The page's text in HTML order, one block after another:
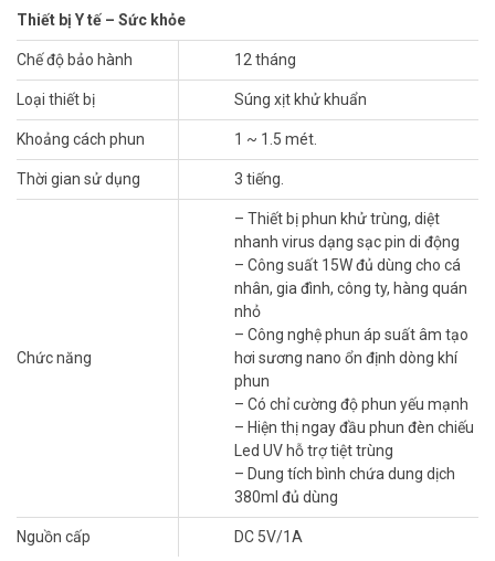
Đặc điểm nổi bậc máy phun khử trùng mini
Nano G7Pro
Thiết kế cao cấp – Dễ sử dụng – An toàn
Xịt nano tiết kiệm cồn, tiết kiệm thời gian lau chùi bằng tay
Xịt được trên người, quần áo, đồ vật mà không sợ ướt
Xịt vào không khí ngăn ngừa Covid bay lơ lửng
Khóa cửa vân taycao cấp nhập khẩu chính
hãng với nhiều mẫu mã đa dạng
Máy phun khử trùng mini Nano G7Procó lực phun mạnh đến
1,5m, có thể tăng giảm lực phun, độ phủ của dung dịch phun dễ lan
toả nhiều nơi. Sử dụng phù hợp với dung dịch cồn 70 độ, Cloramin
Thiết bị Y tế – Sức khỏe
Chế độ bảo hành 12 tháng
Loại thiết bị Súng xịt khử khuẩn
Khoảng cách phun 1 ~ 1.5 mét.
Thời gian sử dụng 3 tiếng.
Chức năng
– Thiết bị phun khử trùng, diệt
nhanh virus dạng sạc pin di động
– Công suất 15W đủ dùng cho cá
nhân, gia đình, công ty, hàng quán
nhỏ
– Công nghệ phun áp suất âm tạo
hơi sương nano ổn định dòng khí
phun
– Có chỉ cường độ phun yếu mạnh
– Hiện thị ngay đầu phun đèn chiếu
Led UV hỗ trợ tiệt trùng
– Dung tích bình chứa dung dịch
380ml đủ dùng
Nguồn cấp DC 5V/1A